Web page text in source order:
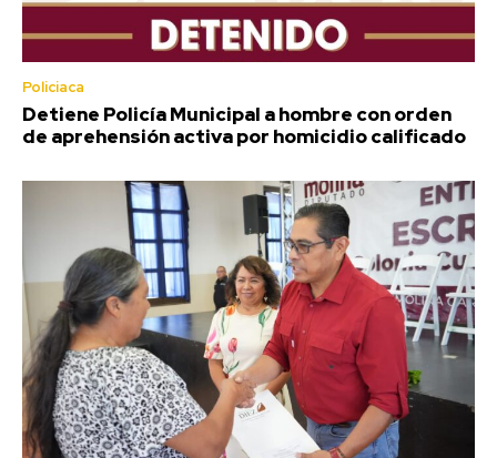
Policiaca
Detiene Policía Municipal a hombre con orden
de aprehensión activa por homicidio calificado